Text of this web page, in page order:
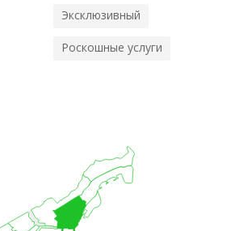
Эксклюзивный
Роскошные услуги